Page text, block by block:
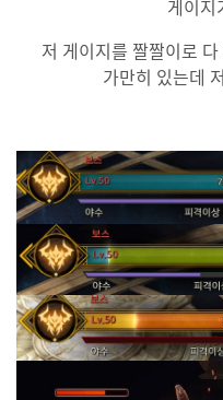
게이지
저 게이지를 짤짤이로
가만히 있는데